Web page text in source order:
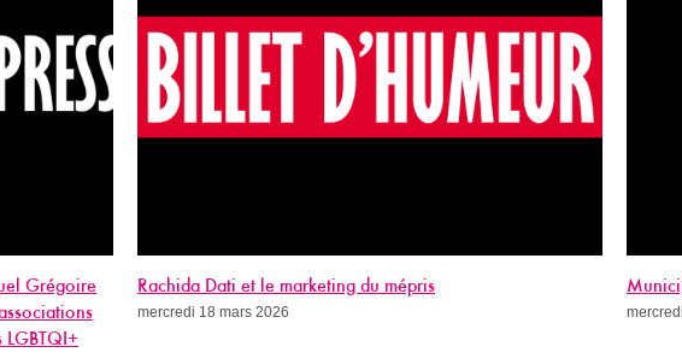
Municipales à Paris : nos vies ne sont pas un angle mort
mercredi 11 mars 2026
sans